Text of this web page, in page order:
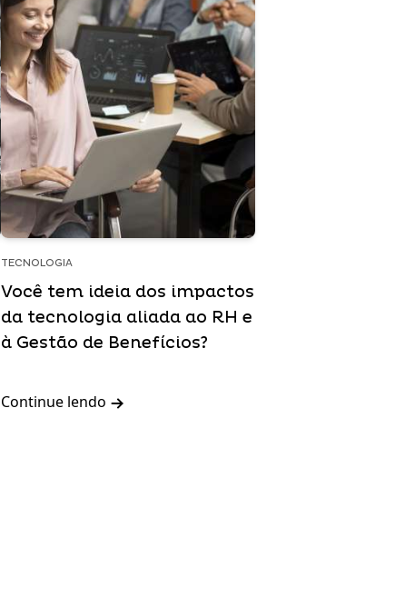
TECNOLOGIA
Você tem ideia dos impactos
da tecnologia aliada ao RH e
à Gestão de Benefícios?
Continue lendo